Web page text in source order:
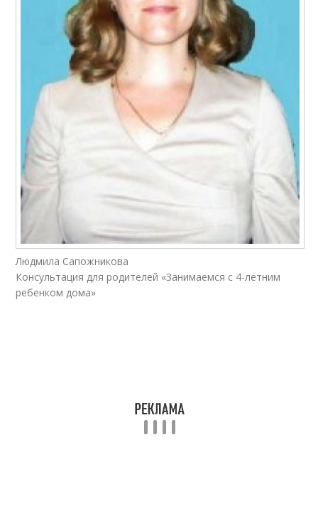
Людмила Сапожникова
Консультация для родителей «Занимаемся с 4-летним
ребенком дома»